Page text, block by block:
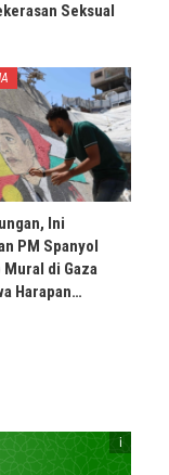
Seksual
Ini
PM Spanyol
di Gaza
Harapan…